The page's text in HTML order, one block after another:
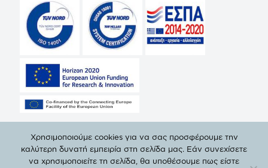
Χρησιμοποιούμε cookies για να σας προσφέρουμε την
καλύτερη δυνατή εμπειρία στη σελίδα μας. Εάν συνεχίσετε
να χρησιμοποιείτε τη σελίδα, θα υποθέσουμε πως είστε